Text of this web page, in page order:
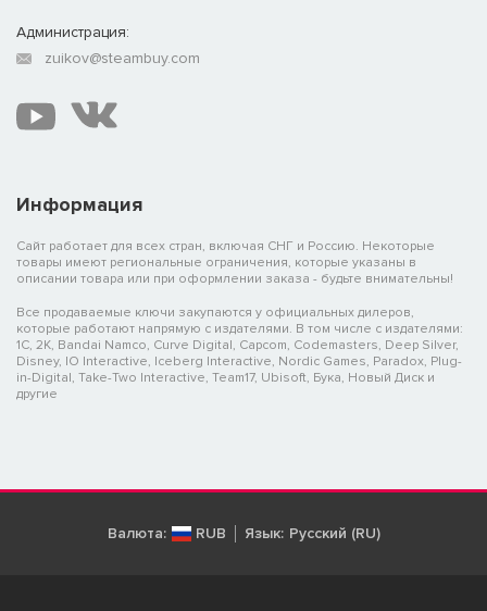
Информация
Сайт работает для всех стран, включая СНГ и Россию. Некоторые
товары имеют региональные ограничения, которые указаны в
описании товара или при оформлении заказа - будьте внимательны!
Все продаваемые ключи закупаются у официальных дилеров,
которые работают напрямую с издателями. В том числе с издателями:
1C, 2K, Bandai Namco, Curve Digital, Capcom, Codemasters, Deep Silver,
Disney, IO Interactive, Iceberg Interactive, Nordic Games, Paradox, Plug-
in-Digital, Take-Two Interactive, Team17, Ubisoft, Бука, Новый Диск и
другие
Администрация:
zuikov@steambuy.com
Валюта: RUB Язык: Русский (RU)